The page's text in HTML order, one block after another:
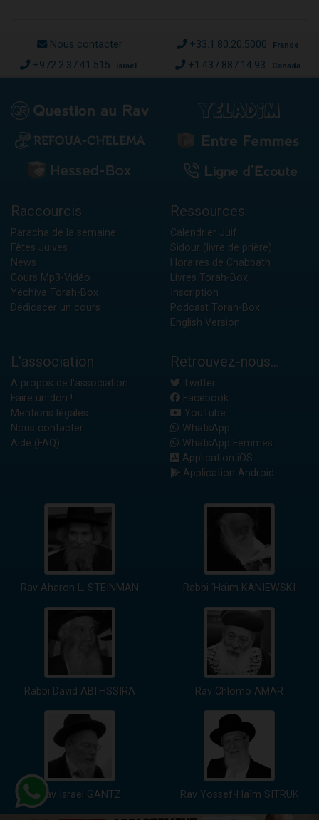
Nous contacter +33.1.80.20.5000 France
+972.2.37.41.515 Israël +1.437.887.14.93 Canada
Raccourcis
Paracha de la semaine
Fêtes Juives
News
Cours Mp3-Vidéo
Yéchiva Torah-Box
Dédicacer un cours
Ressources
Calendrier Juif
Sidour (livre de prière)
Horaires de Chabbath
Livres Torah-Box
Inscription
Podcast Torah-Box
English Version
L'association
A propos de l'association
Faire un don !
Mentions légales
Nous contacter
Aide (FAQ)
Retrouvez-nous...
Twitter
Facebook
YouTube
WhatsApp
WhatsApp Femmes
Application iOS
Application Android
Rav Aharon L. STEINMAN Rabbi 'Haïm KANIEWSKI
Rabbi David ABI'HSSIRA Rav Chlomo AMAR
Rav Israël GANTZ Rav Yossef-Haïm SITRUK